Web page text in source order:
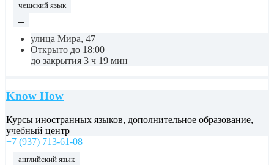
чешский язык
улица Мира, 47
Открыто до 18:00
до закрытия 3 ч 19 мин
Know How
Курсы иностранных языков, дополнительное образование,
учебный центр
+7 (937) 713-61-08
английский язык